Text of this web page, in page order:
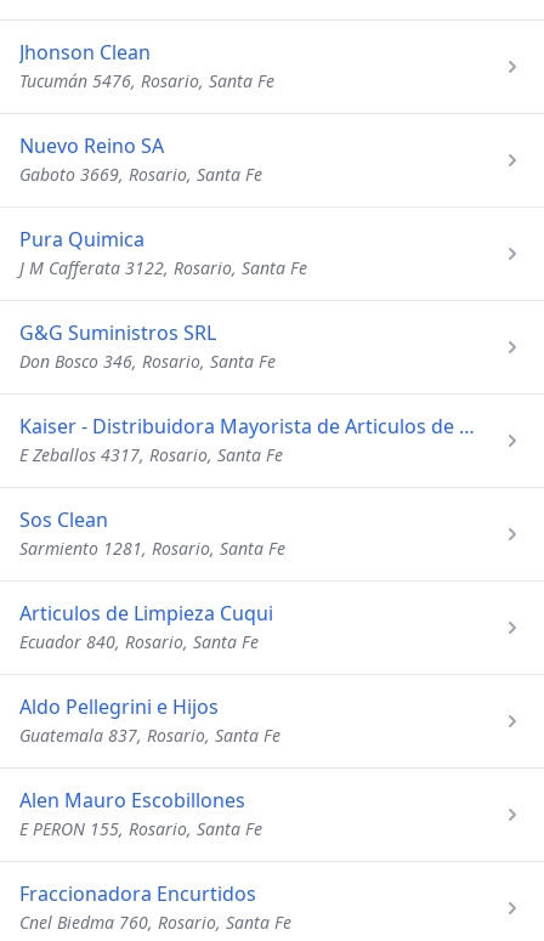
Jhonson Clean
Tucumán 5476, Rosario, Santa Fe
Nuevo Reino SA
Gaboto 3669, Rosario, Santa Fe
Pura Quimica
J M Cafferata 3122, Rosario, Santa Fe
G&G Suministros SRL
Don Bosco 346, Rosario, Santa Fe
Kaiser - Distribuidora Mayorista de Articulos de Limpieza
E Zeballos 4317, Rosario, Santa Fe
Sos Clean
Sarmiento 1281, Rosario, Santa Fe
Articulos de Limpieza Cuqui
Ecuador 840, Rosario, Santa Fe
Aldo Pellegrini e Hijos
Guatemala 837, Rosario, Santa Fe
Alen Mauro Escobillones
E PERON 155, Rosario, Santa Fe
Fraccionadora Encurtidos
Cnel Biedma 760, Rosario, Santa Fe